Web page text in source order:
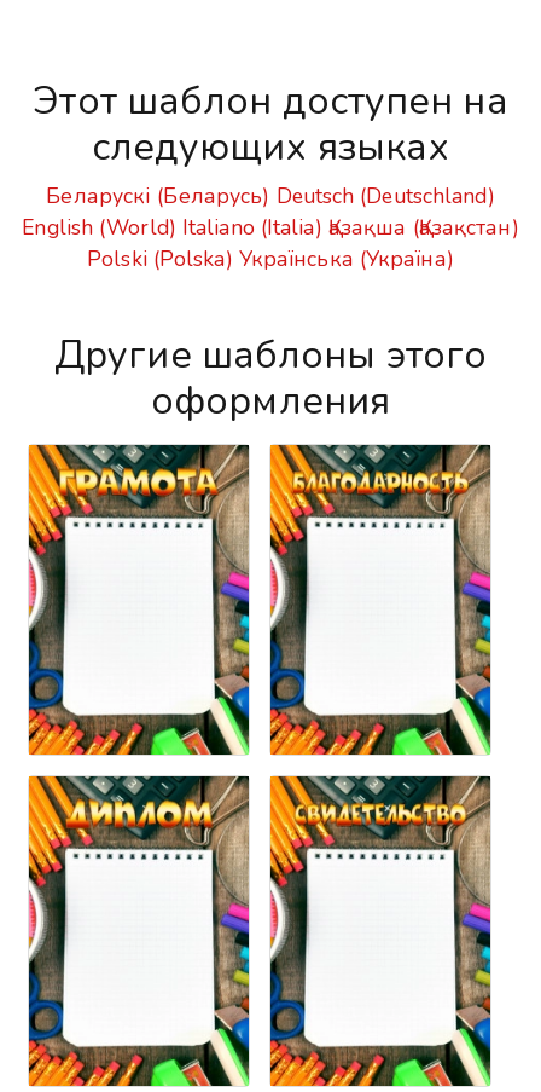
Этот шаблон доступен на
следующих языках
Беларускі (Беларусь) Deutsch (Deutschland)
English (World) Italiano (Italia) Қазақша (Қазақстан)
Polski (Polska) Українська (Україна)
Другие шаблоны этого
оформления